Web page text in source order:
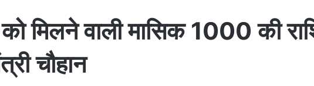
को मिलने वाली मासिक 1000 की
चौहान